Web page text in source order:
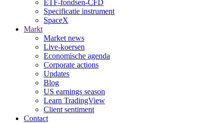
ETF-fondsen-CFD
Specificatie instrument
SpaceX
Markt
Market news
Live-koersen
Economische agenda
Corporate actions
Updates
Blog
US earnings season
Learn TradingView
Client sentiment
Contact